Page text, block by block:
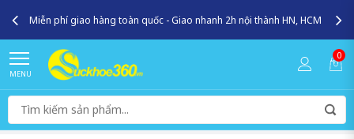
Miễn phí giao hàng toàn quốc - Giao nhanh 2h nội thành HN, HCM
MENU
0